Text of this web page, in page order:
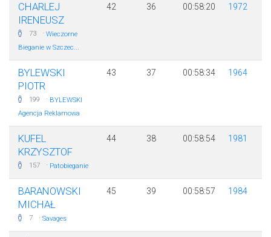
CHARLEJ
IRENEUSZ
73 · Wieczorne
Bieganie w Szczec...
42 36 00:58:20 1972
BYLEWSKI
PIOTR
199 · BYLEWSKI
Agencja Reklamowa
43 37 00:58:34 1964
KUFEL
KRZYSZTOF
157 · Patobieganie
44 38 00:58:54 1981
BARANOWSKI
MICHAŁ
7 · Savages
45 39 00:58:57 1984